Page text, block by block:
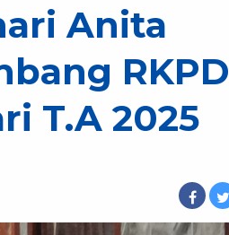
Anita
RKPD
T.A 2025